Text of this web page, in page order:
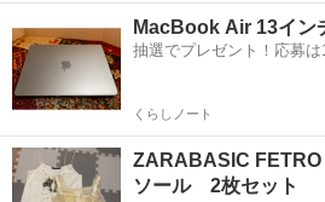
MacBook Air 13イ
抽選でプレゼント！応募は
くらしノート
ZARABASIC FETRO
ソール 2枚セット